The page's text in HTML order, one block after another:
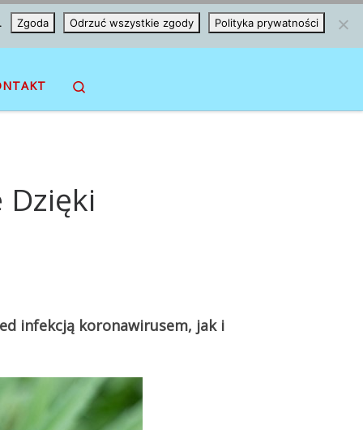
Dzięki
infekcją koronawirusem, jak i
Zgoda Odrzuć wszystkie zgody Polityka prywatności